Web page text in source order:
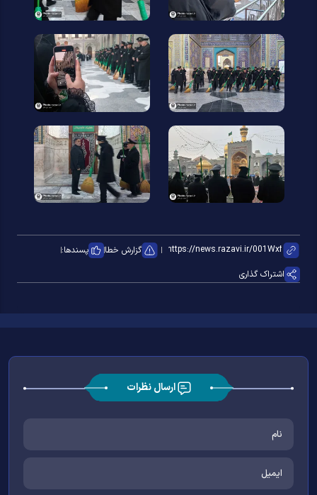
گزارش خطا
پسندها:
اشتراک گذاری
ارسال نظرات